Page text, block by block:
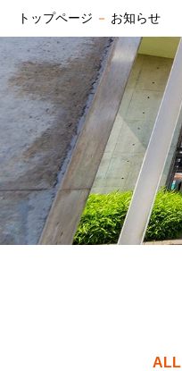
トップページ － お知らせ
ALL